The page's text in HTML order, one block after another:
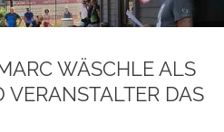
WÄSCHLE ALS
VERANSTALTER DAS